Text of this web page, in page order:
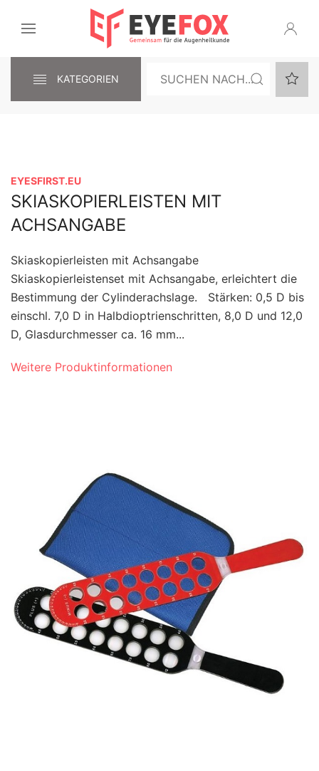
KATEGORIEN
EYESFIRST.EU
SKIASKOPIERLEISTEN MIT
ACHSANGABE
Skiaskopierleisten mit Achsangabe
Skiaskopierleistenset mit Achsangabe, erleichtert die
Bestimmung der Cylinderachslage. Stärken: 0,5 D bis
einschl. 7,0 D in Halbdioptrienschritten, 8,0 D und 12,0
D, Glasdurchmesser ca. 16 mm...
Weitere Produktinformationen